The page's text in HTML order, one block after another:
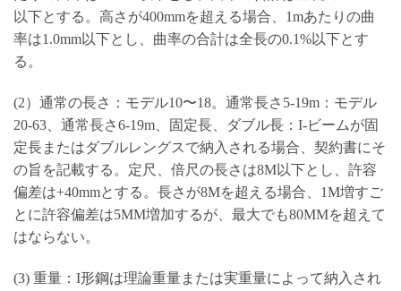
以下とする。高さが400mmを超える場合、1mあたりの曲
率は1.0mm以下とし、曲率の合計は全長の0.1%以下とす
る。
(2）通常の長さ：モデル10〜18。通常長さ5-19m：モデル
20-63、通常長さ6-19m、固定長、ダブル長：I-ビームが固
定長またはダブルレングスで納入される場合、契約書にそ
の旨を記載する。定尺、倍尺の長さは8M以下とし、許容
偏差は+40mmとする。長さが8Mを超える場合、1M増すご
とに許容偏差は5MM増加するが、最大でも80MMを超えて
はならない。
(3) 重量：I形鋼は理論重量または実重量によって納入され